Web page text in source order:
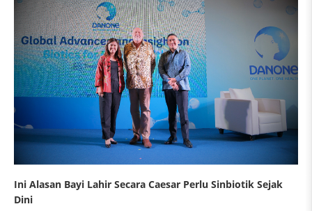
Ini Alasan Bayi Lahir Secara Caesar Perlu Sinbiotik Sejak
Dini